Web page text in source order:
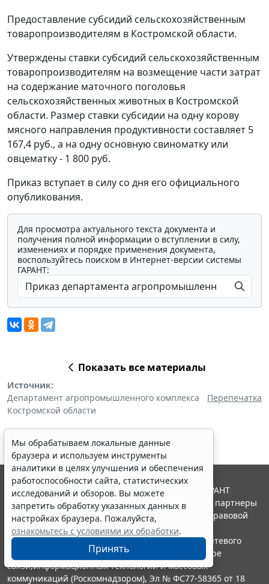
Предоставление субсидий сельскохозяйственным
товаропроизводителям в Костромской области.
Утверждены ставки субсидий сельскохозяйственным
товаропроизводителям на возмещение части затрат
на содержание маточного поголовья
сельскохозяйственных животных в Костромской
области. Размер ставки субсидии на одну корову
мясного направления продуктивности составляет 5
167,4 руб., а на одну основную свиноматку или
овцематку - 1 800 руб.
Приказ вступает в силу со дня его официального
опубликования.
Для просмотра актуального текста документа и
получения полной информации о вступлении в силу,
изменениях и порядке применения документа,
воспользуйтесь поиском в Интернет-версии системы
ГАРАНТ:
Показать все материалы
Источник:
Департамент агропромышленного комплекса
Костромской области
Перепечатка
Мы обрабатываем локальные данные
браузера и используем инструменты
аналитики в целях улучшения и обеспечения
работоспособности сайта, статистических
исследований и обзоров. Вы можете
запретить обработку указанных данных в
настройках браузера. Пожалуйста,
ознакомьтесь с условиями их обработки.
Принять
© ООО "НПП "ГАРАНТ-СЕРВИС", 2026. Система ГАРАНТ
выпускается с 1990 года. Компания "Гарант" и ее партнеры
являются участниками Российской ассоциации правовой
информации ГАРАНТ.
Портал ГАРАНТ.РУ зарегистрирован в качестве сетевого
издания Федеральной службой по надзору в сфере
связи,информационных технологий и массовых
коммуникаций (Роскомнадзором), Эл № ФС77-58365 от 18